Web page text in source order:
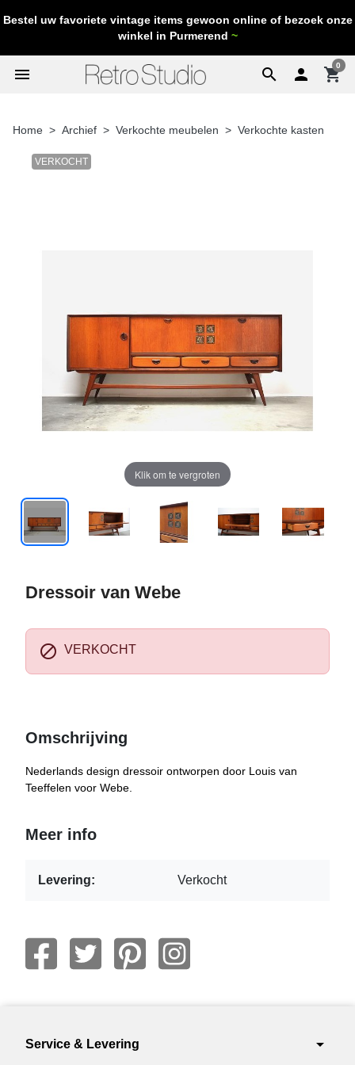
Bestel uw favoriete vintage items gewoon online of bezoek onze
winkel in Purmerend ~
search
menu  shopping_cart
0
Home Archief Verkochte meubelen Verkochte kasten
VERKOCHT
Klik om te vergroten
Dressoir van Webe
 VERKOCHT
Omschrijving
Nederlands design dressoir ontworpen door Louis van
Teeffelen voor Webe.
Meer info
Levering: Verkocht
Service & Levering arrow_drop_down